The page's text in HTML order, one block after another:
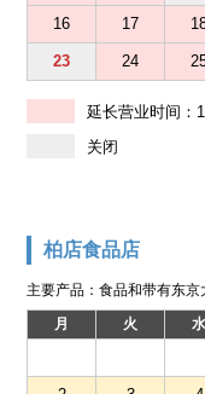
16 17
23 24
延长营业时间：
关闭
柏店食品店
主要产品：食品和带有东
月 火 水